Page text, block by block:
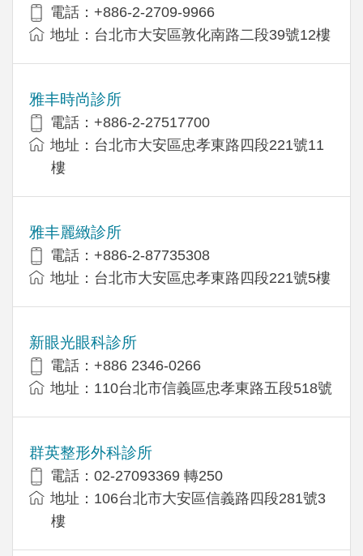
電話：+886-2-2709-9966
地址：台北市大安區敦化南路二段39號12樓
雅丰時尚診所
電話：+886-2-27517700
地址：台北市大安區忠孝東路四段221號11
樓
雅丰麗緻診所
電話：+886-2-87735308
地址：台北市大安區忠孝東路四段221號5樓
新眼光眼科診所
電話：+886 2346-0266
地址：110台北市信義區忠孝東路五段518號
群英整形外科診所
電話：02-27093369 轉250
地址：106台北市大安區信義路四段281號3
樓